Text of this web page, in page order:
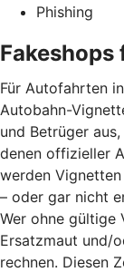
Phishing
Für Autofahrten
Autobahn-
und Betrüger
denen offizieller
werden
– oder gar nicht
Wer ohne gültige
Ersatzmaut und/
rechnen. Diesen